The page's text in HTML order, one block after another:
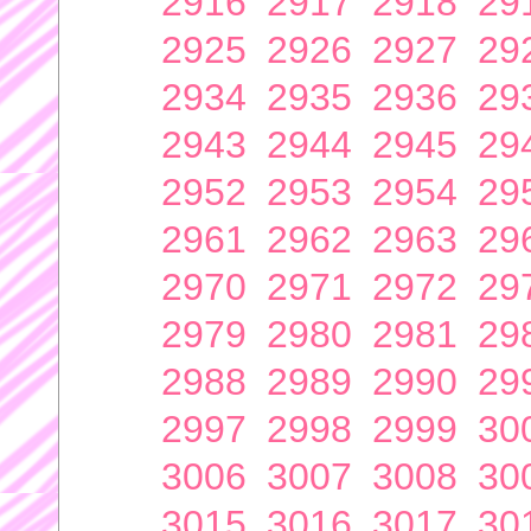
2925 2926 2927
2934 2935 2936
2943 2944 2945
2952 2953 2954
2961 2962 2963
2970 2971 2972
2979 2980 2981
2988 2989 2990
2997 2998 2999
3006 3007 3008